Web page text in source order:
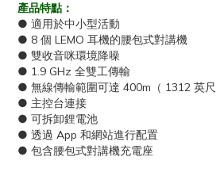
產品特點：
● 適用於中小型活動
● 8 個 LEMO 耳機的腰包式對講機
● 雙收音咪環境降噪
● 1.9 GHz 全雙工傳輸
● 無線傳輸範圍可達 400m（ 1312 英尺
● 主控台連接
● 可拆卸鋰電池
● 透過 App 和網站進行配置
● 包含腰包式對講機充電座